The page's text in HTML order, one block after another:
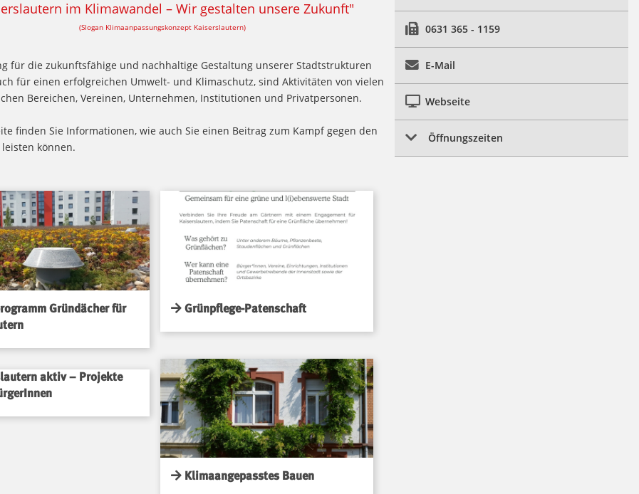
im Klimawandel – Wir gestalten unsere Zukunft"
(Slogan Klimaanpassungskonzept Kaiserslautern)
für die zukunftsfähige und nachhaltige Gestaltung unserer Stadtstrukturen
für einen erfolgreichen Umwelt- und Klimaschutz, sind Aktivitäten von vielen
Bereichen, Vereinen, Unternehmen, Institutionen und Privatpersonen.
finden Sie Informationen, wie auch Sie einen Beitrag zum Kampf gegen den
können.
Gründächer für
Grünpflege-Patenschaft
aktiv – Projekte
Klimaangepasstes Bauen
0631 365 - 1159
E-Mail
Webseite
Öffnungszeiten